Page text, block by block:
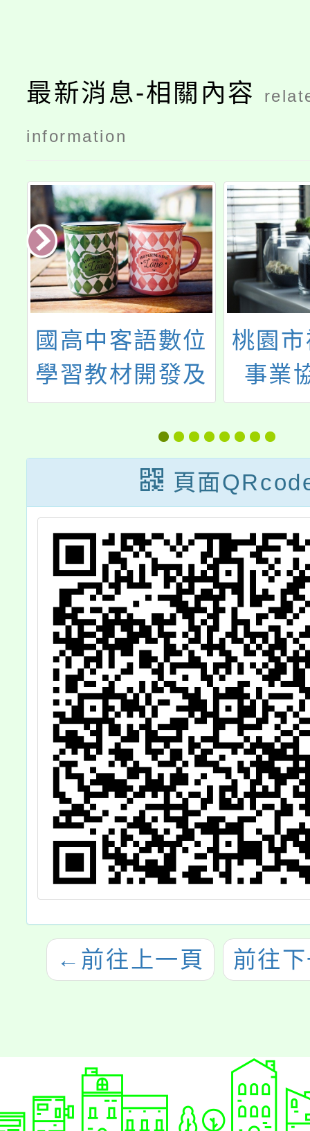
最新消息-相關內容
information
桃園市補習教育
事業協會辦理
113年度「優質
補教、愛心關
懷」教育登階公
益活動一案
七年
線上
頁面
← 前往上一頁 前往